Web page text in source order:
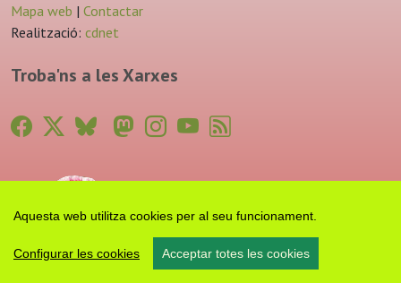
Aquesta web utilitza cookies per al seu funcionament.
Configurar les cookies Acceptar totes les cookies
Mapa web | Contactar
Realització: cdnet
Troba'ns a les Xarxes